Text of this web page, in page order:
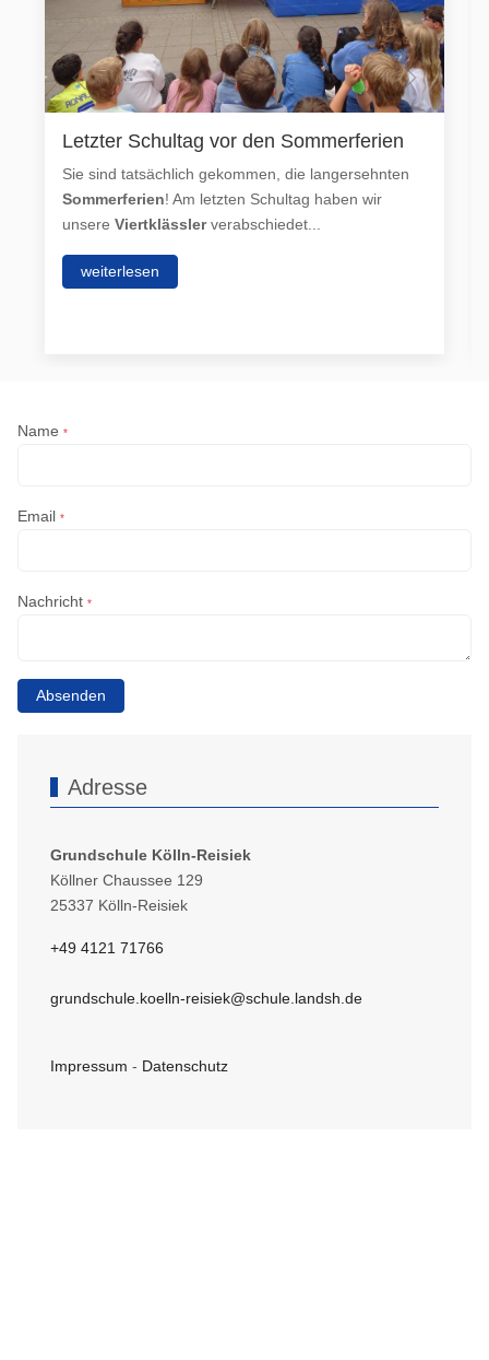
Letzter Schultag vor den Sommerferien
Sie sind tatsächlich gekommen, die langersehnten
Sommerferien! Am letzten Schultag haben wir
unsereViertklässlerverabschiedet...
weiterlesen
Name*
Email*
Nachricht*
Absenden
Adresse
Grundschule Kölln-Reisiek
Köllner Chaussee 129
25337 Kölln-Reisiek
+49 4121 71766
grundschule.koelln-reisiek@schule.landsh.de
Impressum - Datenschutz